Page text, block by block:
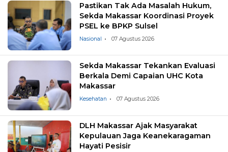
Pastikan Tak Ada Masalah Hukum,
Sekda Makassar Koordinasi Proyek
PSEL ke BPKP Sulsel
Nasional 07 Agustus 2026
Sekda Makassar Tekankan Evaluasi
Berkala Demi Capaian UHC Kota
Makassar
Kesehatan 07 Agustus 2026
DLH Makassar Ajak Masyarakat
Kepulauan Jaga Keanekaragaman
Hayati Pesisir